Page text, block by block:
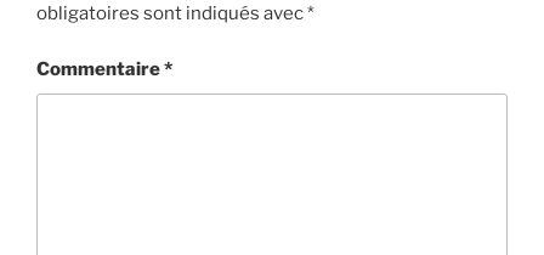
obligatoires sont indiqués avec*
Commentaire*